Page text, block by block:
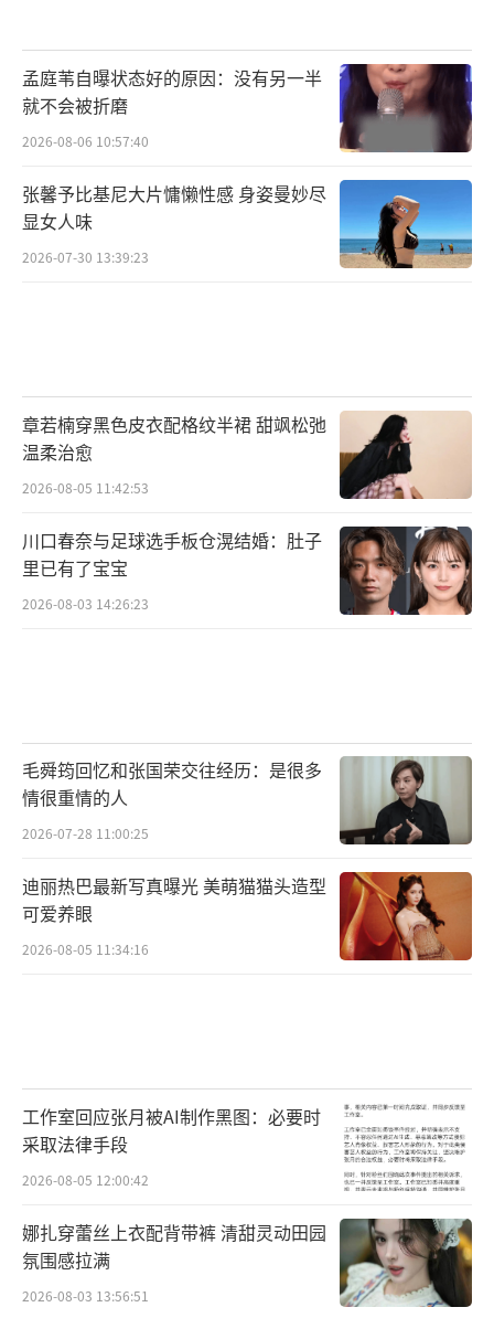
孟庭苇自曝状态好的原因：没有另一半
就不会被折磨
2026-08-06 10:57:40
张馨予比基尼大片慵懒性感 身姿曼妙尽
显女人味
2026-07-30 13:39:23
章若楠穿黑色皮衣配格纹半裙 甜飒松弛
温柔治愈
2026-08-05 11:42:53
川口春奈与足球选手板仓滉结婚：肚子
里已有了宝宝
2026-08-03 14:26:23
毛舜筠回忆和张国荣交往经历：是很多
情很重情的人
2026-07-28 11:00:25
迪丽热巴最新写真曝光 美萌猫猫头造型
可爱养眼
2026-08-05 11:34:16
工作室回应张月被AI制作黑图：必要时
采取法律手段
2026-08-05 12:00:42
娜扎穿蕾丝上衣配背带裤 清甜灵动田园
氛围感拉满
2026-08-03 13:56:51